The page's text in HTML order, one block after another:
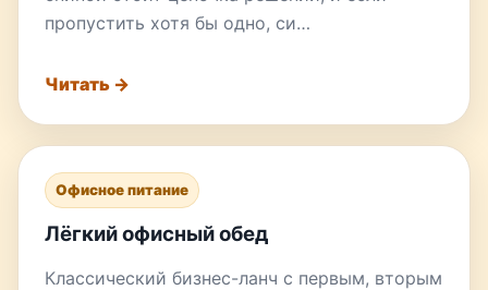
пропустить хотя бы одно, си…
Читать →
Офисное питание
Лёгкий офисный обед
Классический бизнес-ланч с первым, вторым